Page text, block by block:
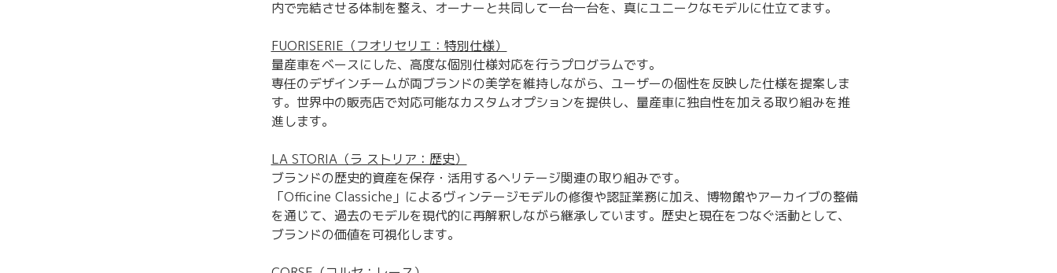
内で完結させる体制を整え、オーナーと共同して一台一台を、真にユニークなモデルに仕立てます。
FUORISERIE（フオリセリエ：特別仕様）
量産車をベースにした、高度な個別仕様対応を行うプログラムです。
専任のデザインチームが両ブランドの美学を維持しながら、ユーザーの個性を反映した仕様を提案しま
す。世界中の販売店で対応可能なカスタムオプションを提供し、量産車に独自性を加える取り組みを推
進します。
LA STORIA（ラ ストリア：歴史）
ブランドの歴史的資産を保存・活用するヘリテージ関連の取り組みです。
「Officine Classiche」によるヴィンテージモデルの修復や認証業務に加え、博物館やアーカイブの整備
を通じて、過去のモデルを現代的に再解釈しながら継承しています。歴史と現在をつなぐ活動として、
ブランドの価値を可視化します。